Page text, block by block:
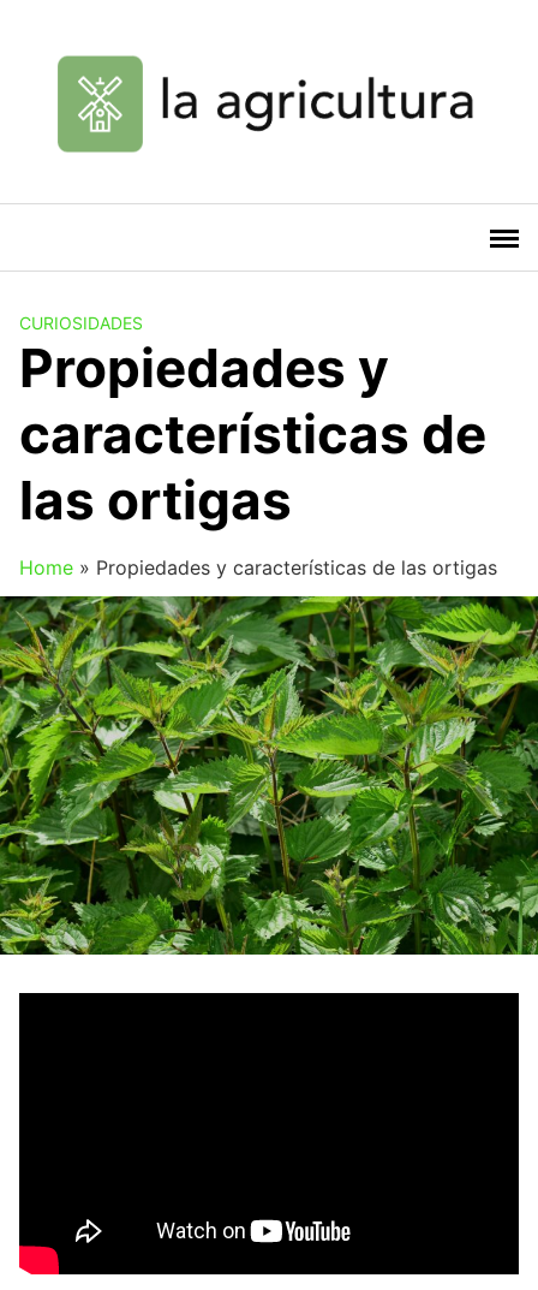
contenido
CURIOSIDADES
Propiedades y
características de
las ortigas
Home » Propiedades y características de las ortigas